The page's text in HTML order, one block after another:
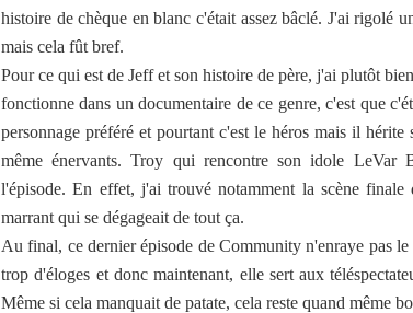
histoire de chèque en blanc c'était assez bâclé. J'ai rigolé
mais cela fût bref.
Pour ce qui est de Jeff et son histoire de père, j'ai plutôt
fonctionne dans un documentaire de ce genre, c'est que
personnage préféré et pourtant c'est le héros mais il
même énervants. Troy qui rencontre son idole
l'épisode. En effet, j'ai trouvé notamment la scène
marrant qui se dégageait de tout ça.
Au final, ce dernier épisode de Community n'enraye pas
trop d'éloges et donc maintenant, elle sert aux
Même si cela manquait de patate, cela reste quand même